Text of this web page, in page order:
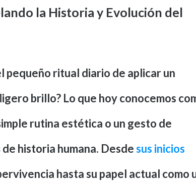
la Historia y Evolución del
pequeño ritual diario de aplicar un
brillo? Lo que hoy conocemos
rutina estética o un gesto de
historia humana. Desdesus inicios
hasta su papel actual como